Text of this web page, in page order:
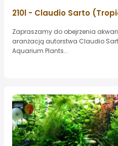
210l - Claudio Sarto
Zapraszamy do obejrzenia
aranżacją autorstwa Claudio
Aquarium Plants...